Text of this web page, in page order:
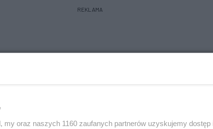
REKLAMA
my oraz naszych 1160 zaufanych partnerów uzyskujemy